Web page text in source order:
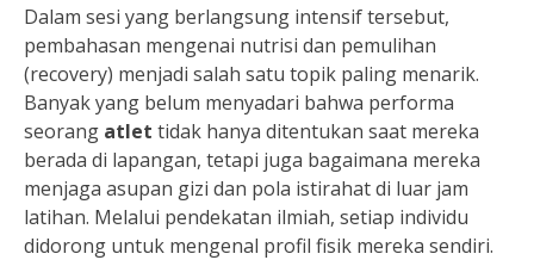
Dalam sesi yang berlangsung intensif tersebut,
pembahasan mengenai nutrisi dan pemulihan
(recovery) menjadi salah satu topik paling menarik.
Banyak yang belum menyadari bahwa performa
seorang atlet tidak hanya ditentukan saat mereka
berada di lapangan, tetapi juga bagaimana mereka
menjaga asupan gizi dan pola istirahat di luar jam
latihan. Melalui pendekatan ilmiah, setiap individu
didorong untuk mengenal profil fisik mereka sendiri.